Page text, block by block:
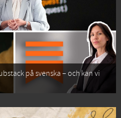
på svenska – och kan vi